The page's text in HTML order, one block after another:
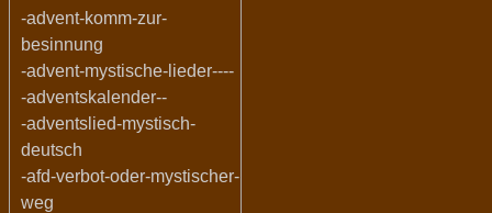
-advent-komm-zur-
besinnung
-advent-mystische-lieder----
-adventskalender--
-adventslied-mystisch-
deutsch
-afd-verbot-oder-mystischer-
weg